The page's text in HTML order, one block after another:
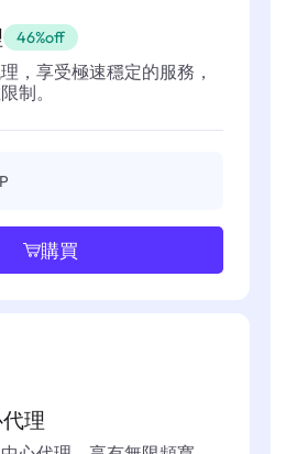
46%off
，享受極速穩定的服務，
制。
購買
理